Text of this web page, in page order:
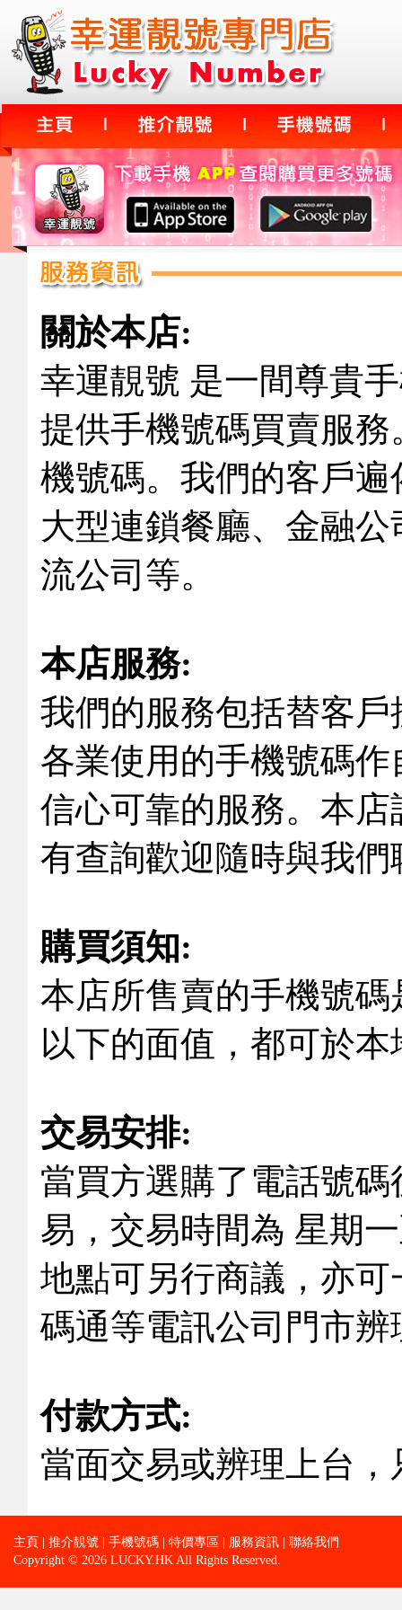
關於本店:
幸運靚號 是一間尊貴
提供手機號碼買賣服
機號碼。我們的客戶
大型連鎖餐廳、金融
流公司等。
本店服務:
我們的服務包括替客
各業使用的手機號碼
信心可靠的服務。本
有查詢歡迎隨時與我
購買須知:
本店所售賣的手機號
以下的面值，都可於
交易安排:
當買方選購了電話號
易，交易時間為 星期
地點可另行商議，亦
碼通等電訊公司門市
付款方式:
當面交易或辨理上台
主頁 推介靚號 手機號碼 特價專區 服務資訊
聯絡我們
Copyright © 2026 LUCKY.HK All Rights Reserved.